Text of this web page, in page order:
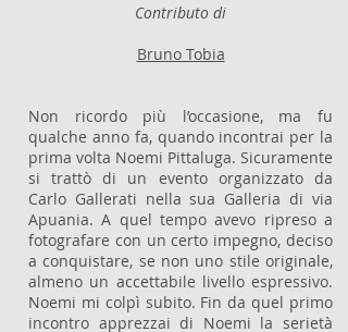
Contributo di
Bruno Tobia
Non ricordo più l’occasione, ma fu
qualche anno fa, quando incontrai per la
prima volta Noemi Pittaluga. Sicuramente
si trattò di un evento organizzato da
Carlo Gallerati nella sua Galleria di via
Apuania. A quel tempo avevo ripreso a
fotografare con un certo impegno, deciso
a conquistare, se non uno stile originale,
almeno un accettabile livello espressivo.
Noemi mi colpì subito. Fin da quel primo
incontro apprezzai di Noemi la serietà